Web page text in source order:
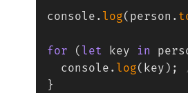
console . log( person .
for ( let key in
  console
. log( key ) ;
}